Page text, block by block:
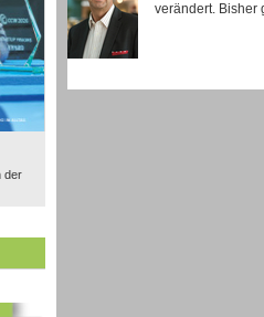
der
verändert. Bisher